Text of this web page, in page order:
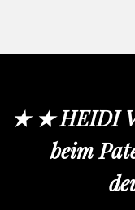
★ ★ HEIDI
beim